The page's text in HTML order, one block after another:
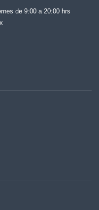
de 9:00 a 20:00 hrs